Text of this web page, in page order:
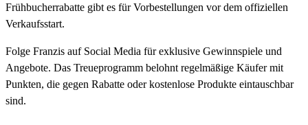
Frühbucherrabatte gibt es für Vorbestellungen vor dem offiziellen
Verkaufsstart.
Folge Franzis auf Social Media für exklusive Gewinnspiele und
Angebote. Das Treueprogramm belohnt regelmäßige Käufer mit
Punkten, die gegen Rabatte oder kostenlose Produkte eintauschbar
sind.